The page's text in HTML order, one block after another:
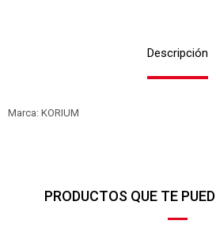
Descripción
Marca: KORIUM
PRODUCTOS QUE TE